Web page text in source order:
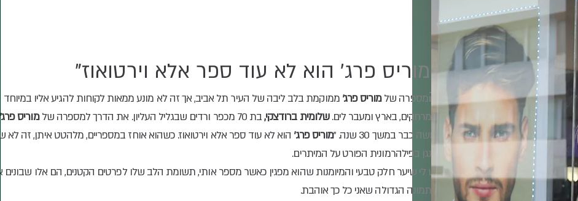
Vision
"מוריס פרג' הוא לא עוד ספר אלא וירטואוז"
המספרה שלמוריס פרג' ממוקמת בלב ליבה של העיר תל אביב, אך זה לא מונע ממאות לקוחות להגיע אליו במיוחד
ממרחקים, בארץ ומעבר לים.שלומית ברודצקי,בת 70 מכפר ורדים שבגליל העליון. את הדרך למספרה של
מוריס
עושה כבר במשך 30 שנה. "
מוריס פרג' הוא לא עוד ספר אלא וירטואוז. כשהוא אוחז במספריים, מלהטט איתן, זה לא
מנגן בפילהרמונית הפורט על המיתרים.
יש לי שיער חלק טבעי והמיומנות שהוא מפגין כאשר מספר אותי, תשומת הלב שלו לפרטים הקטנים, הם אלו
התמונה הגדולה שאני כל כך אוהבת.